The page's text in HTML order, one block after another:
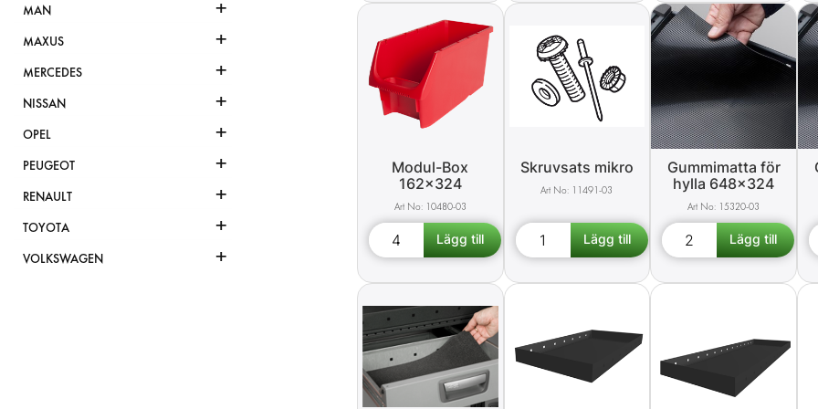
MAN +
MAXUS +
MERCEDES +
NISSAN +
OPEL +
PEUGEOT +
RENAULT +
TOYOTA +
VOLKSWAGEN +
Modul-Box
162x324
10480-03
Skruvsats mikro
11491-03
Gummimatta för
hylla 648x324
15320-03